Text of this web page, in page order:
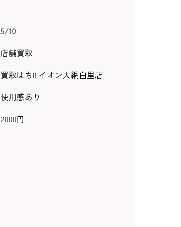
5/10
店舗買取
買取はち8 イオン大網白里店
使用感あり
2000円